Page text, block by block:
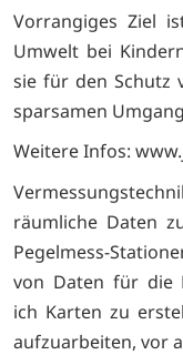
Vorrangiges Ziel
Umwelt bei
sie für den Schutz
sparsamen
Weitere Infos:
räumliche Daten
Pegelmess-
von Daten für die
ich Karten zu
aufzuarbeiten, vor